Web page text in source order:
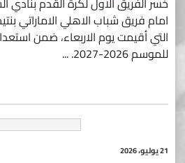
التي أقيمت يوم الاربعاء، ضمن
للموسم 2026-2027.
...
21 يوليو، 2026